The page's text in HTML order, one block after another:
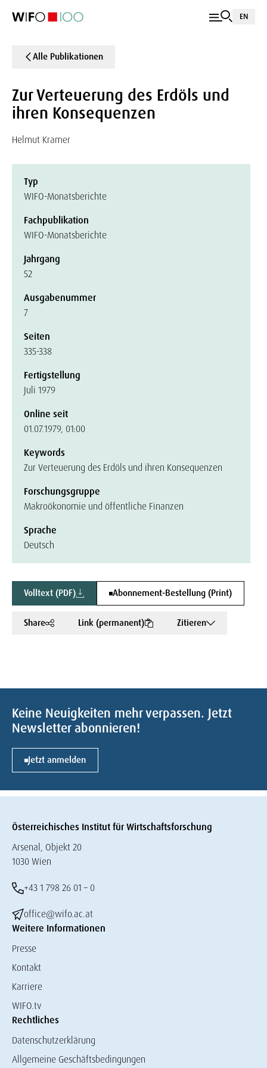
EN
Alle Publikationen
Zur Verteuerung des Erdöls und
ihren Konsequenzen
Helmut Kramer
Typ
WIFO-Monatsberichte
Fachpublikation
WIFO-Monatsberichte
Jahrgang
52
Ausgabenummer
7
Seiten
335-338
Fertigstellung
Juli 1979
Online seit
01.07.1979, 01:00
Keywords
Zur Verteuerung des Erdöls und ihren Konsequenzen
Forschungsgruppe
Makroökonomie und öffentliche Finanzen
Sprache
Deutsch
Volltext (PDF) Abonnement-Bestellung (Print)
Share Link (permanent) Zitieren
Keine Neuigkeiten mehr verpassen. Jetzt
Newsletter abonnieren!
Jetzt anmelden
Österreichisches Institut für Wirtschaftsforschung
Arsenal, Objekt 20
1030 Wien
+43 1 798 26 01 – 0
office@wifo.ac.at
Weitere Informationen
Presse
Kontakt
Karriere
WIFO.tv
Rechtliches
Datenschutzerklärung
Allgemeine Geschäftsbedingungen